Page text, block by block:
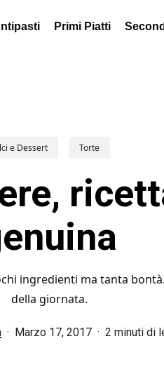
Primi Piatti
e Dessert Torte
ingredienti ma tanta
della giornata.
Marzo 17, 2017 2 minuti di